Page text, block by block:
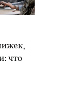
что